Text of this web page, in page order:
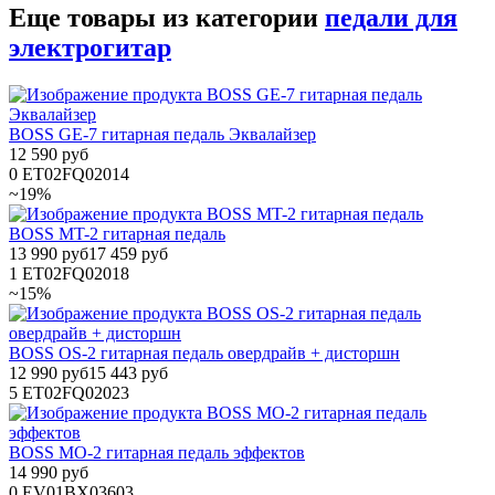
Еще товары из категории педали для
электрогитар
BOSS GE-7 гитарная педаль Эквалайзер
12 590 руб
0 ET02FQ02014
~19%
BOSS MT-2 гитарная педаль
13 990 руб17 459 руб
1 ET02FQ02018
~15%
BOSS OS-2 гитарная педаль овердрайв + дисторшн
12 990 руб15 443 руб
5 ET02FQ02023
BOSS MO-2 гитарная педаль эффектов
14 990 руб